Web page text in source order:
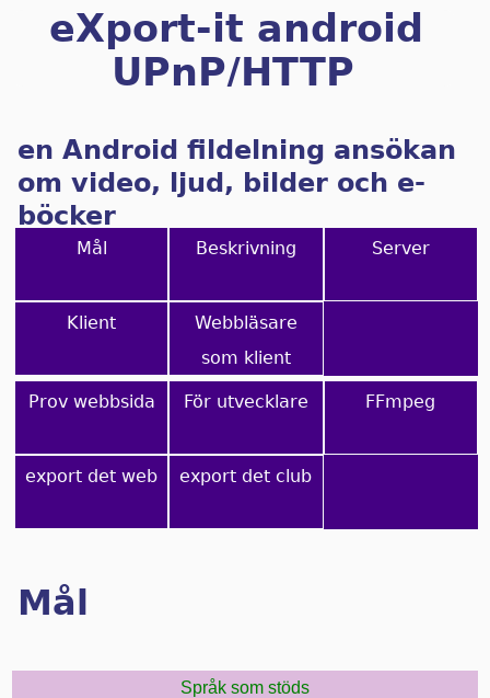
eXport-it android
UPnP/HTTP
en Android fildelning ansökan
om video, ljud, bilder och e-
böcker
Mål Beskrivning Server
Klient
Webbläsare
som klient
Prov webbsida För utvecklare FFmpeg
export det web export det club
Mål
Språk som stöds